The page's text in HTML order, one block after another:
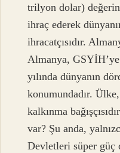
trilyon dolar)
ihraç ederek
ihracatçısıdır.
Almanya,
yılında dünyanın
konumundadır.
kalkınma
var? Şu anda,
Devletleri süper güç